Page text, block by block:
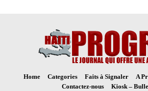
Home Categories Faits à Signaler
A
Contactez-nous
Kiosk –